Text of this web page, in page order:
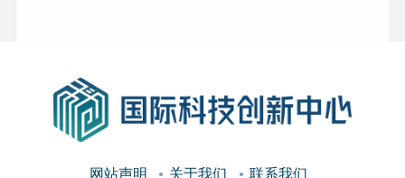
网站声明 关于我们 联系我们